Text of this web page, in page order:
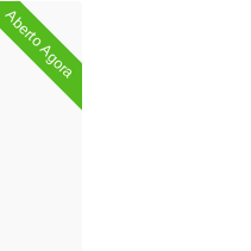
Aberto Agora